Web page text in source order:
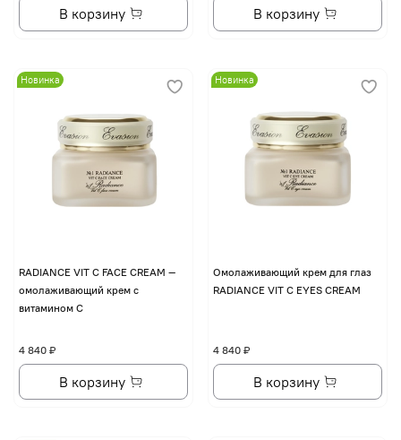
В корзину В корзину
Новинка
RADIANCE VIT C FACE CREAM —
омолаживающий крем с
витамином С
4 840 ₽
В корзину
Новинка
Омолаживающий крем для глаз
RADIANCE VIT C EYES CREAM
4 840 ₽
В корзину